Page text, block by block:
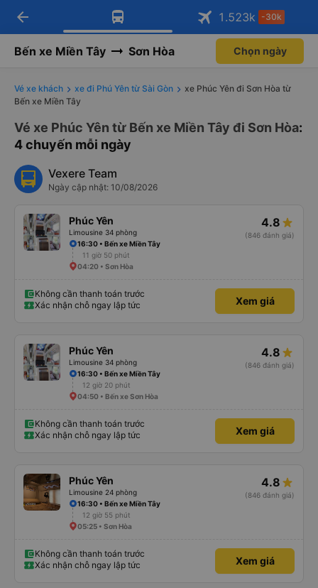
Tải app Vexere ngay!
Nhận ưu đãi thành viên độc
Mở app
Tải app Vexere
-30k/ghế khi đặt vé máy bay qua
Mở app
arrow_back 1.523k -30k
Bến xe Miền Tây Sơn Hòa Chọn ngày
Vé xe khách xe đi Phú Yên từ Sài Gòn
xe Phúc Yên đi Sơn Hòa từ
Bến xe Miền Tây
Vé xe Phúc Yên từ Bến xe Miền Tây đi Sơn Hòa:
4 chuyến mỗi ngày
Vexere Team
Ngày cập nhật: 10/08/2026
Phúc Yên
Limousine 34 phòng
4.8
(846 đánh giá)
16:30 • Bến xe Miền Tây
11 giờ 50 phút
04:20 • Sơn Hòa
Không cần thanh toán trước
Xác nhận chỗ ngay lập tức
Xem giá
Phúc Yên
Limousine 34 phòng
4.8
(846 đánh giá)
16:30 • Bến xe Miền Tây
12 giờ 20 phút
04:50 • Bến xe Sơn Hòa
Không cần thanh toán trước
Xác nhận chỗ ngay lập tức
Xem giá
Phúc Yên
Limousine 24 phòng
4.8
(846 đánh giá)
16:30 • Bến xe Miền Tây
12 giờ 55 phút
05:25 • Sơn Hòa
Không cần thanh toán trước
Xác nhận chỗ ngay lập tức
Xem giá